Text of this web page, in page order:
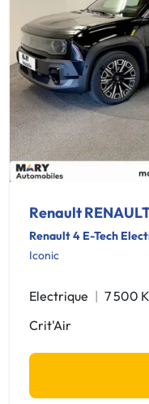
Renault
Renault 4 E-Tech
Iconic
Electrique 7 500
Crit'Air